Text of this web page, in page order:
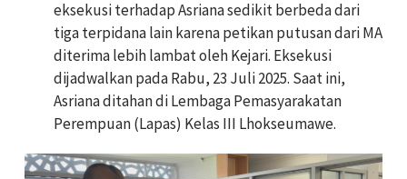
eksekusi terhadap Asriana sedikit berbeda dari
tiga terpidana lain karena petikan putusan dari MA
diterima lebih lambat oleh Kejari. Eksekusi
dijadwalkan pada Rabu, 23 Juli 2025. Saat ini,
Asriana ditahan di Lembaga Pemasyarakatan
Perempuan (Lapas) Kelas III Lhokseumawe.